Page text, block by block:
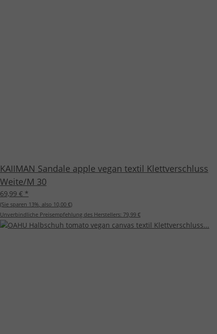
KAIIMAN Sandale apple vegan textil Klettverschluss
Weite/M 30
69,99 € *
(Sie sparen 13%, also 10,00 €)
Unverbindliche Preisempfehlung des Herstellers: 79,99 €